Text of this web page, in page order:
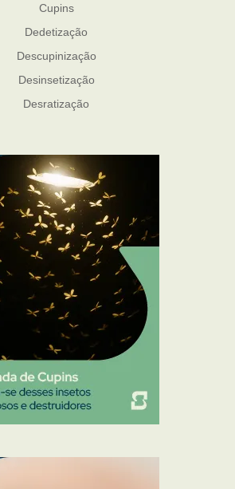
Cupins
Dedetização
Descupinização
Desinsetização
Desratização
Mosquito Mist
Mosquitos
Percevejo de Cama
Pulgas e Carrapatos
Ratos
Sanitização
Traças